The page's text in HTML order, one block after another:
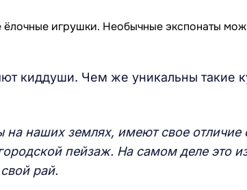
киддуши. Чем же уникальны такие
наших землях, имеют свое отличие
пейзаж. На самом деле это
рай.